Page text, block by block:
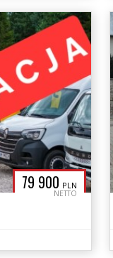
79 900 PLN
NETTO